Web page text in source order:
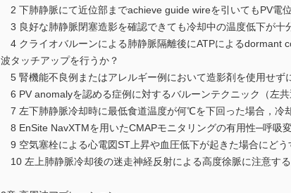
2 下肺静脈にて近位部までachieve guide wireを引いてもPV電
3 良好な肺静脈閉塞造影を確認できても冷却中の温度低下が十
4 クライオバルーンによる肺静脈隔離後にATPによるdormant
波タッチアップを行うか？
5 腎機能不良例またはアレルギー例において造影剤を使用せず
6 PV anomalyを認める症例に対するバルーンテクニック（左共
7 左下肺静脈冷却時に最低食道温度が何℃を下回った場合，冷
8 EnSite NavXTMを用いたCMAPモニタリングの有用性─呼吸
9 空気塞栓による心電図ST上昇や血圧低下が起きた場合にど
10 左上肺静脈冷却後の迷走神経反射による高度徐脈に注意する